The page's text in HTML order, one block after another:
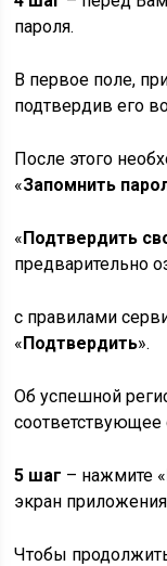
пароля.
В первое поле,
подтвердив его
После этого
«Запомнить
«Подтвердить
предварительно
с правилами
«Подтвердить».
Об успешной
соответствующее
5 шаг – нажмите «
экран
Чтобы